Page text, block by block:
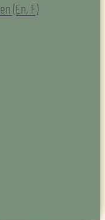
(En, F)